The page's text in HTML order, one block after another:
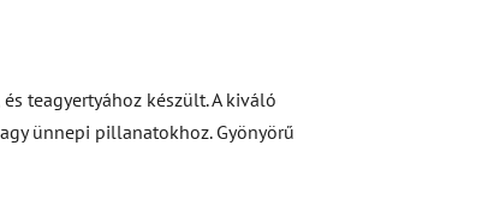
teagyertyához készült. A kiváló
ünnepi pillanatokhoz. Gyönyörű